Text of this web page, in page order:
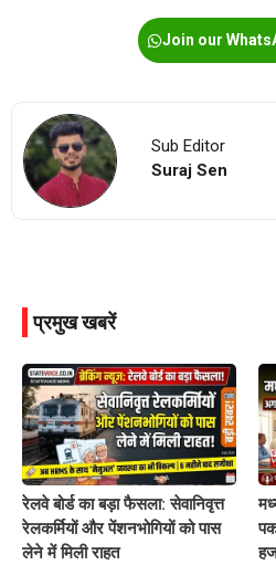
Join our
Sub Editor
Suraj Sen
प्रमुख खबरें
रेलवे बोर्ड का बड़ा फैसला: सेवानिवृत्त
रेलकर्मियों और पेंशनभोगियों को पास
लेने में मिली राहत